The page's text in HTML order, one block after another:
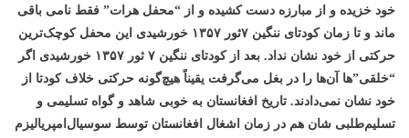
خود خزیده و از مبارزه دست کشیده و از “محفل هرات” فقط نامی باقی
ماند و تا زمان کودتای ننگین ۷ثور ۱۳۵۷ خورشیدی این محفل کوچک‌ترین
حرکتی از خود نشان نداد. بعد از کودتای ننگین ۷ ثور ۱۳۵۷ خورشیدی اگر
“خلقی”ها آن‌ها را در بغل می‌گرفت یقیناً هیچ‌گونه حرکتی خلاف کودتا از
خود نشان نمی‌دادند. تاریخ افغانستان به خوبی شاهد و گواه تسلیمی و
تسلیم‌طلبی شان هم در زمان اشغال افغانستان توسط سوسیال‌امپریالیزم